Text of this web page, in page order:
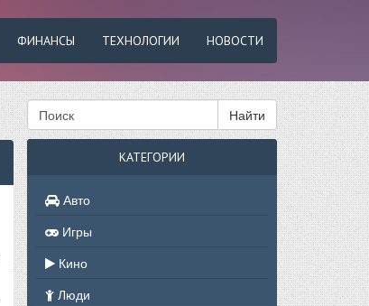
ФИНАНСЫ ТЕХНОЛОГИИ НОВОСТИ
Найти
КАТЕГОРИИ
Авто
Игры
Кино
Люди